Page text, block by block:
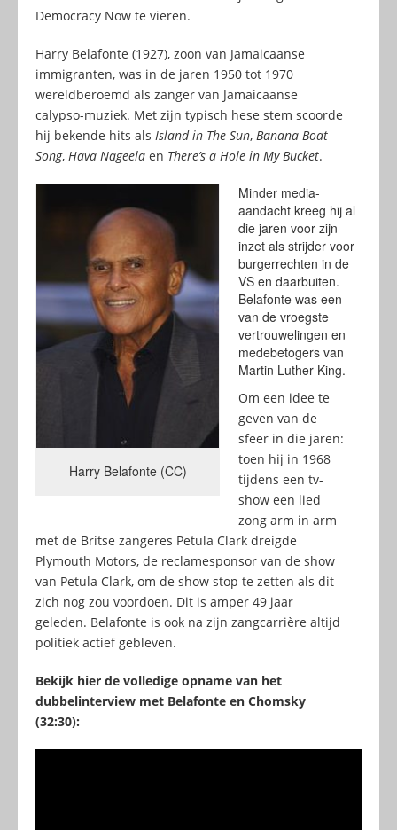
Democracy Now te vieren.
Harry Belafonte (1927), zoon van Jamaicaanse
immigranten, was in de jaren 1950 tot 1970
wereldberoemd als zanger van Jamaicaanse
calypso-muziek. Met zijn typisch hese stem scoorde
hij bekende hits als Island in The Sun, Banana Boat
Song, Hava Nageela en There’s a Hole in My Bucket.
Harry Belafonte (CC)
Minder media-
aandacht kreeg hij al
die jaren voor zijn
inzet als strijder voor
burgerrechten in de
VS en daarbuiten.
Belafonte was een
van de vroegste
vertrouwelingen en
medebetogers van
Martin Luther King.
Om een idee te
geven van de
sfeer in die jaren:
toen hij in 1968
tijdens een tv-
show een lied
zong arm in arm
met de Britse zangeres Petula Clark dreigde
Plymouth Motors, de reclamesponsor van de show
van Petula Clark, om de show stop te zetten als dit
zich nog zou voordoen. Dit is amper 49 jaar
geleden. Belafonte is ook na zijn zangcarrière altijd
politiek actief gebleven.
Bekijk hier de volledige opname van het
dubbelinterview met Belafonte en Chomsky
(32:30):